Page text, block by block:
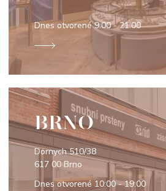
Dnes otvorené9:00 - 21:00
BRNO
Dornych 510/38
617 00 Brno
Dnes otvorené 10:00 - 19:00